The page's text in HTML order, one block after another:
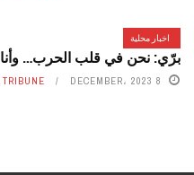
اخبار محلية
برّي: نحن في قلب الحرب…
8 DECEMBER، 2023